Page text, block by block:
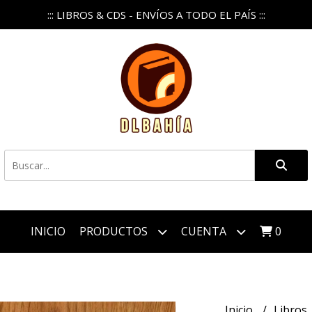
::: LIBROS & CDS - ENVÍOS A TODO EL PAÍS :::
INICIO PRODUCTOS CUENTA 0